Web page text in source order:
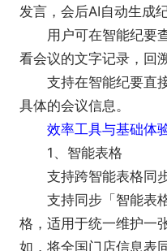
发言，会后AI自动生成
用户可在智能纪要查
看会议的文字记录，回
支持在智能纪要直接
具体的会议信息。
效率工具与基础体
1、智能表格
支持跨智能表格同
支持同步「智能表格
格，适用于统一维护一
如，将全国门店信息表